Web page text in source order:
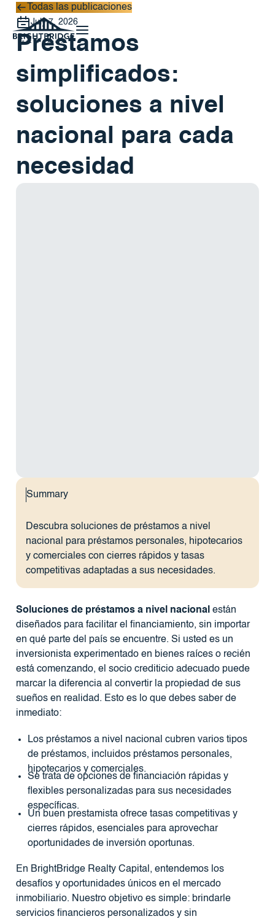
Todas las publicaciones
Todas las publicaciones
July 7, 2026
Préstamos
simplificados:
soluciones a nivel
nacional para cada
necesidad
Summary
Descubra soluciones de préstamos a nivel
nacional para préstamos personales, hipotecarios
y comerciales con cierres rápidos y tasas
competitivas adaptadas a sus necesidades.
Soluciones de préstamos a nivel nacionalestán
diseñados para facilitar el financiamiento, sin importar
en qué parte del país se encuentre. Si usted es un
inversionista experimentado en bienes raíces o recién
está comenzando, el socio crediticio adecuado puede
marcar la diferencia al convertir la propiedad de sus
sueños en realidad. Esto es lo que debes saber de
inmediato:
Los préstamos a nivel nacional cubren varios tipos
de préstamos, incluidos préstamos personales,
hipotecarios y comerciales.
Se trata de opciones de financiación rápidas y
flexibles personalizadas para sus necesidades
específicas.
Un buen prestamista ofrece tasas competitivas y
cierres rápidos, esenciales para aprovechar
oportunidades de inversión oportunas.
En BrightBridge Realty Capital, entendemos los
desafíos y oportunidades únicos en el mercado
inmobiliario. Nuestro objetivo es simple: brindarle
servicios financieros personalizados y sin